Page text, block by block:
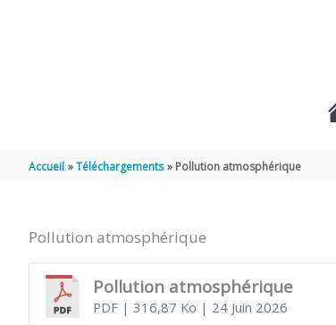
Accueil Téléchargements Pollution atmosphérique
Pollution atmosphérique
Pollution atmosphérique
PDF| 316,87 Ko | 24 Juin 2026